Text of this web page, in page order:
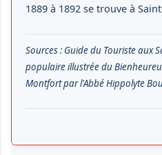
1889 à 1892 se trouve à
Sources : Guide du Touriste aux
populaire illustrée du
Montfort par l'Abbé Hippolyte